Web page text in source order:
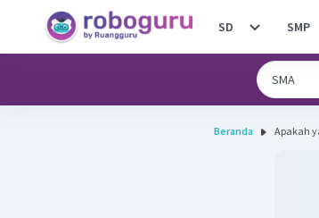
SD SMP
Beranda Apakah